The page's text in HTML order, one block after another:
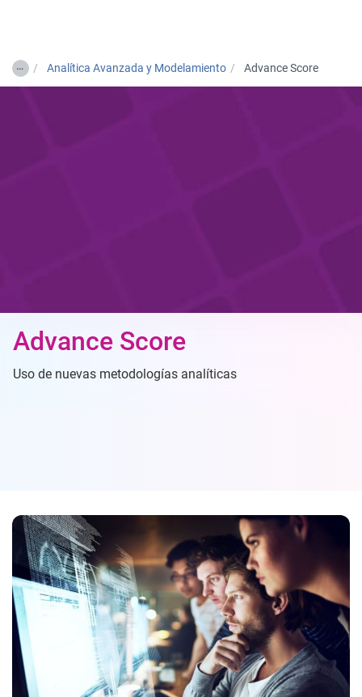
… Analítica Avanzada y Modelamiento Advance Score
Advance Score
Uso de nuevas metodologías analíticas